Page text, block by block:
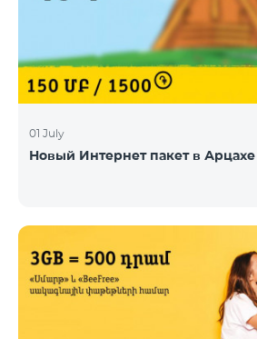
01 July
Новый Интернет пакет в Арцахе